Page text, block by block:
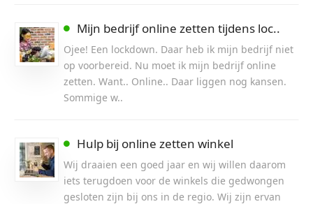
Mijn bedrijf online zetten tijdens loc..
Ojee! Een lockdown. Daar heb ik mijn bedrijf niet
op voorbereid. Nu moet ik mijn bedrijf online
zetten. Want.. Online.. Daar liggen nog kansen.
Sommige w..
Hulp bij online zetten winkel
Wij draaien een goed jaar en wij willen daarom
iets terugdoen voor de winkels die gedwongen
gesloten zijn bij ons in de regio. Wij zijn ervan